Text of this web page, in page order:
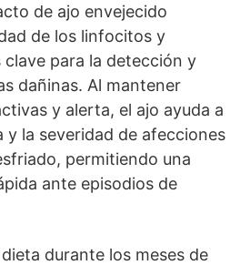
de ajo envejecido
de los linfocitos y
para la detección y
dañinas. Al mantener
y alerta, el ajo ayuda a
y la severidad de afecciones
permitiendo una
ante episodios de
durante los meses de